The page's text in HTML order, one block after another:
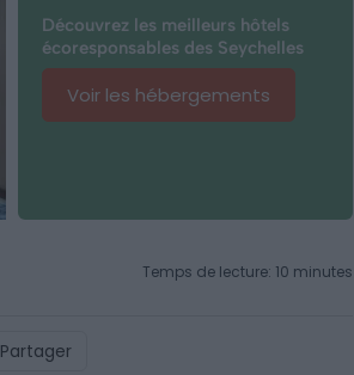
Découvrez les meilleurs hôtels
écoresponsables des Seychelles
Voir les hébergements
Temps de lecture: 10 minutes
Partager